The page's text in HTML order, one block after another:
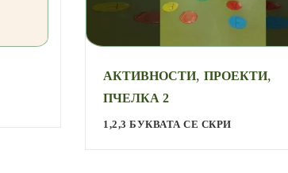
АКТИВНОСТИ,ПРОЕКТИ,
ПЧЕЛКА 2
1,2,3 БУКВАТА СЕ СКРИ